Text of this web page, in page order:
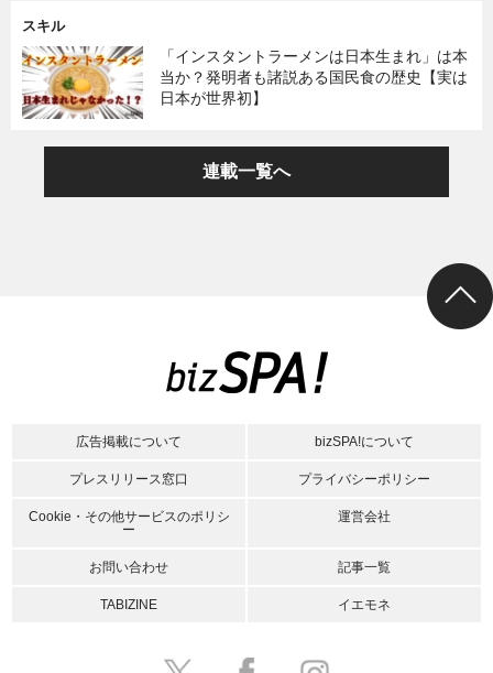
スキル
「インスタントラーメンは日本生まれ」は本
当か？発明者も諸説ある国民食の歴史【実は
日本が世界初】
連載一覧へ
広告掲載について bizSPA!について
プレスリリース窓口 プライバシーポリシー
Cookie・その他サービスのポリシ
ー
運営会社
お問い合わせ 記事一覧
TABIZINE イエモネ